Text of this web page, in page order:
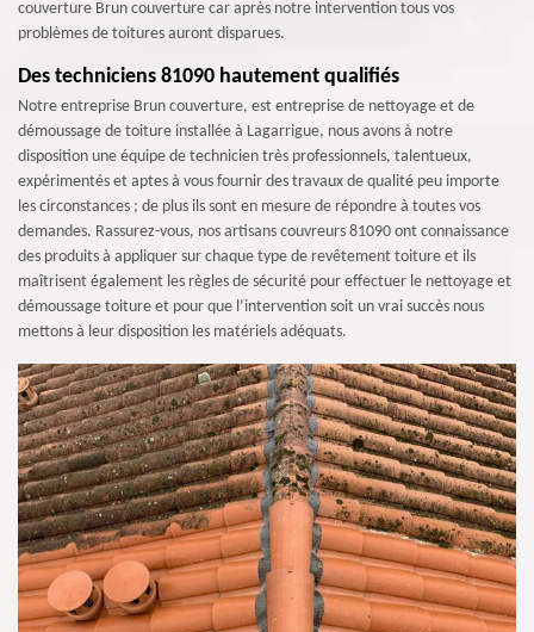
couverture Brun couverture car après notre intervention tous vos
problèmes de toitures auront disparues.
Des techniciens 81090 hautement qualifiés
Notre entreprise Brun couverture, est entreprise de nettoyage et de
démoussage de toiture installée à Lagarrigue, nous avons à notre
disposition une équipe de technicien très professionnels, talentueux,
expérimentés et aptes à vous fournir des travaux de qualité peu importe
les circonstances ; de plus ils sont en mesure de répondre à toutes vos
demandes. Rassurez-vous, nos artisans couvreurs 81090 ont connaissance
des produits à appliquer sur chaque type de revêtement toiture et ils
maîtrisent également les règles de sécurité pour effectuer le nettoyage et
démoussage toiture et pour que l’intervention soit un vrai succès nous
mettons à leur disposition les matériels adéquats.